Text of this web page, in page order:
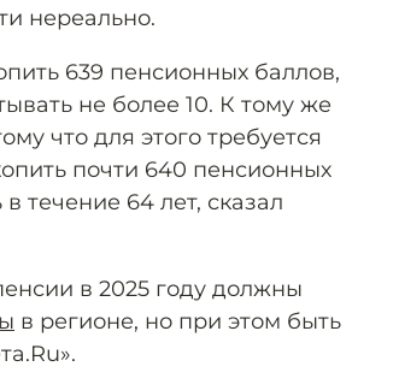
нереально.
639 пенсионных баллов,
не более 10. К тому же
что для этого требуется
почти 640 пенсионных
течение 64 лет, сказал
в 2025 году должны
в регионе, но при этом быть